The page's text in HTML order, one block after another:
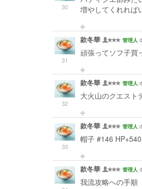
30
増やしてくれれば
31
款冬華 管理人
頑張ってソフ子買
32
款冬華 管理人
大火山のクエスト
33
款冬華 管理人
帽子 #146
款冬華 管理人
我流攻略への手順